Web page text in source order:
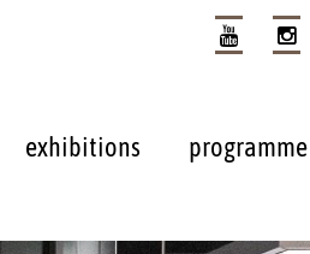
exhibitions programme